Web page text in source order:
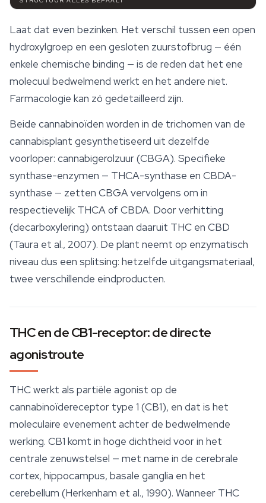
Laat dat even bezinken. Het verschil tussen een open
hydroxylgroep en een gesloten zuurstofbrug — één
enkele chemische binding — is de reden dat het ene
molecuul bedwelmend werkt en het andere niet.
Farmacologie kan zó gedetailleerd zijn.
Beide cannabinoïden worden in de trichomen van de
cannabisplant gesynthetiseerd uit dezelfde
voorloper: cannabigerolzuur (CBGA). Specifieke
synthase-enzymen — THCA-synthase en CBDA-
synthase — zetten CBGA vervolgens om in
respectievelijk THCA of CBDA. Door verhitting
(decarboxylering) ontstaan daaruit THC en CBD
(Taura et al., 2007). De plant neemt op enzymatisch
niveau dus een splitsing: hetzelfde uitgangsmateriaal,
twee verschillende eindproducten.
THC en de CB1-receptor: de directe
agonistroute
THC werkt als partiële agonist op de
cannabinoïdereceptor type 1 (CB1), en dat is het
moleculaire evenement achter de bedwelmende
werking. CB1 komt in hoge dichtheid voor in het
centrale zenuwstelsel — met name in de cerebrale
cortex, hippocampus, basale ganglia en het
cerebellum (Herkenham et al., 1990). Wanneer THC